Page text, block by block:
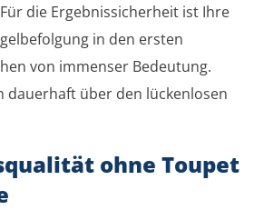
die Ergebnissicherheit ist Ihre
in den ersten
von immenser Bedeutung.
dauerhaft über den lückenlosen
ohne Toupet